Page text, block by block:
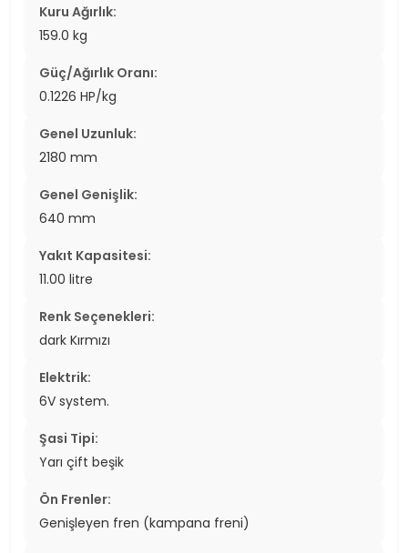
Kuru Ağırlık:
159.0 kg
Güç/Ağırlık Oranı:
0.1226 HP/kg
Genel Uzunluk:
2180 mm
Genel Genişlik:
640 mm
Yakıt Kapasitesi:
11.00 litre
Renk Seçenekleri:
dark Kırmızı
Elektrik:
6V system.
Şasi Tipi:
Yarı çift beşik
Ön Frenler:
Genişleyen fren (kampana freni)